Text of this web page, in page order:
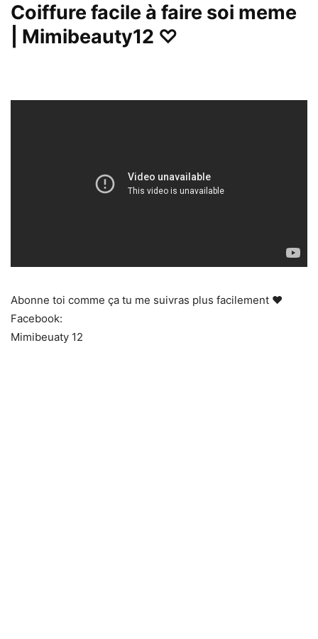
Coiffure facile à faire soi meme
| Mimibeauty12 ♡
Abonne toi comme ça tu me suivras plus facilement ♥
Facebook:
Mimibeuaty 12